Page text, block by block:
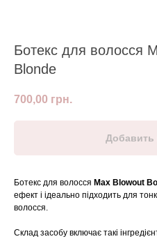
Ботекс для волосся
Blonde
700,00 грн.
Добавить
Ботекс для волосся Max Blowout
ефект і ідеально підходить для
волосся.
Склад засобу включає такі